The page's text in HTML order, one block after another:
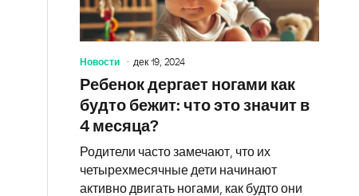
Новости дек 19, 2024
Ребенок дергает ногами как
будто бежит: что это значит в
4 месяца?
Родители часто замечают, что их
четырехмесячные дети начинают
активно двигать ногами, как будто они